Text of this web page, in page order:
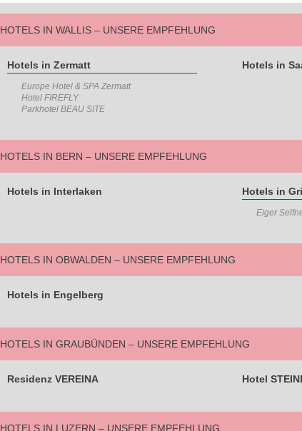
HOTELS IN WALLIS – UNSERE EMPFEHLUNG
Hotels in Zermatt
Europe Hotel & SPA Zermatt
Hotel FIREFLY
Parkhotel BEAU SITE
Hotels in
HOTELS IN BERN – UNSERE EMPFEHLUNG
Hotels in Interlaken Hotels in
Eiger
HOTELS IN OBWALDEN – UNSERE EMPFEHLUNG
Hotels in Engelberg
HOTELS IN GRAUBÜNDEN – UNSERE EMPFEHLUNG
Residenz VEREINA Hotel
HOTELS IN LUZERN – UNSERE EMPFEHLUNG